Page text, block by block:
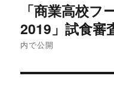
稿
ナ
ビ
ー
「商業高校フ
2019」試食審
内で公開